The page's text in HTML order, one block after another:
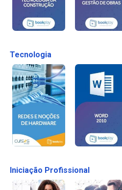
Tecnologia
Iniciação Profissional